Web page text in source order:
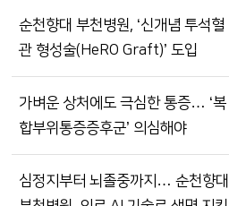
순천향대 부천병원, ‘신개념 투석혈
관 형성술(HeRO Graft)’ 도입
가벼운 상처에도 극심한 통증… ‘복
합부위통증증후군’ 의심해야
심정지부터 뇌졸중까지… 순천향대